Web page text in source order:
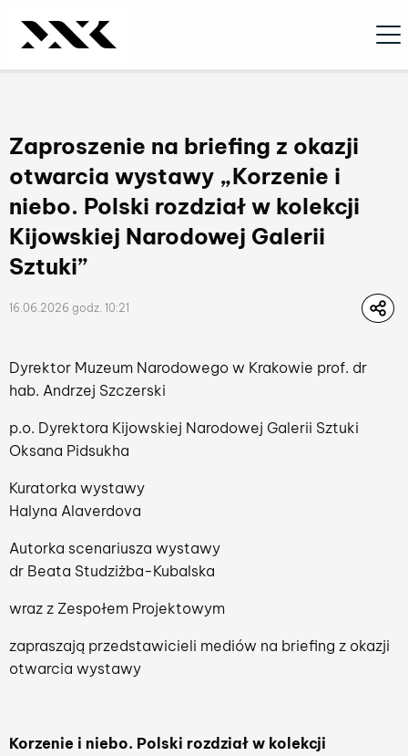
Zaproszenie na briefing z okazji
otwarcia wystawy „Korzenie i
niebo. Polski rozdział w kolekcji
Kijowskiej Narodowej Galerii
Sztuki”
16.06.2026 godz. 10:21
Dyrektor Muzeum Narodowego w Krakowie prof. dr
hab. Andrzej Szczerski
p.o. Dyrektora Kijowskiej Narodowej Galerii Sztuki
Oksana Pidsukha
Kuratorka wystawy
Halyna Alaverdova
Autorka scenariusza wystawy
dr Beata Studziżba-Kubalska
wraz z Zespołem Projektowym
zapraszają przedstawicieli mediów na briefing z okazji
otwarcia wystawy
Korzenie i niebo. Polski rozdział w kolekcji